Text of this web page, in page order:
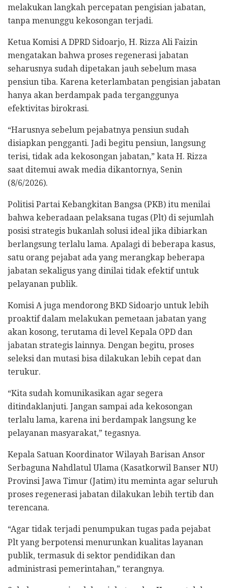
melakukan langkah percepatan pengisian jabatan,
tanpa menunggu kekosongan terjadi.
Ketua Komisi A DPRD Sidoarjo, H. Rizza Ali Faizin
mengatakan bahwa proses regenerasi jabatan
seharusnya sudah dipetakan jauh sebelum masa
pensiun tiba. Karena keterlambatan pengisian jabatan
hanya akan berdampak pada terganggunya
efektivitas birokrasi.
“Harusnya sebelum pejabatnya pensiun sudah
disiapkan pengganti. Jadi begitu pensiun, langsung
terisi, tidak ada kekosongan jabatan,” kata H. Rizza
saat ditemui awak media dikantornya, Senin
(8/6/2026).
Politisi Partai Kebangkitan Bangsa (PKB) itu menilai
bahwa keberadaan pelaksana tugas (Plt) di sejumlah
posisi strategis bukanlah solusi ideal jika dibiarkan
berlangsung terlalu lama. Apalagi di beberapa kasus,
satu orang pejabat ada yang merangkap beberapa
jabatan sekaligus yang dinilai tidak efektif untuk
pelayanan publik.
Komisi A juga mendorong BKD Sidoarjo untuk lebih
proaktif dalam melakukan pemetaan jabatan yang
akan kosong, terutama di level Kepala OPD dan
jabatan strategis lainnya. Dengan begitu, proses
seleksi dan mutasi bisa dilakukan lebih cepat dan
terukur.
“Kita sudah komunikasikan agar segera
ditindaklanjuti. Jangan sampai ada kekosongan
terlalu lama, karena ini berdampak langsung ke
pelayanan masyarakat,” tegasnya.
Kepala Satuan Koordinator Wilayah Barisan Ansor
Serbaguna Nahdlatul Ulama (Kasatkorwil Banser NU)
Provinsi Jawa Timur (Jatim) itu meminta agar seluruh
proses regenerasi jabatan dilakukan lebih tertib dan
terencana.
“Agar tidak terjadi penumpukan tugas pada pejabat
Plt yang berpotensi menurunkan kualitas layanan
publik, termasuk di sektor pendidikan dan
administrasi pemerintahan,” terangnya.